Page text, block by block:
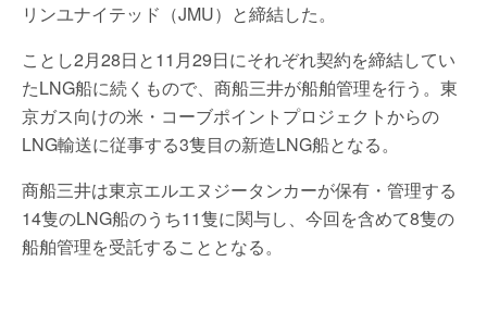
リンユナイテッド（JMU）と締結した。
ことし2月28日と11月29日にそれぞれ契約を締結してい
たLNG船に続くもので、商船三井が船舶管理を行う。東
京ガス向けの米・コーブポイントプロジェクトからの
LNG輸送に従事する3隻目の新造LNG船となる。
商船三井は東京エルエヌジータンカーが保有・管理する
14隻のLNG船のうち11隻に関与し、今回を含めて8隻の
船舶管理を受託することとなる。